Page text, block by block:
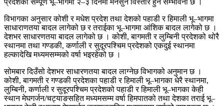
विभागका अनुसार कोशी र मधेश प्रदेश तथा देशको पहाडी र हिमाली भू–भागमा
साधाराणतया बादल लागेको छ र तराईका भू–भागमा आंशिक बादल लागेको छ ।
देशभर साधारणतया बादल लागेको छ । कोशी, बागमती र लुम्बिनी प्रदेशको थोरै
स्थानमा तथा गण्डकी, कर्णाली र सुदूरपश्चिम प्रदेशको एकदुई स्थानमा
हल्कादेखि मध्यमसम्मको वर्षा भइरहेको छ ।
सोमबार दिउँसो देशभर साधारणतया बादल लाग्नेछ विभागको अनुमान छ ।
कोशी, बागमती र गण्डकी प्रदेशका पहाडी र हिमाली भू–भागका धेरै स्थानमा,
लुम्बिनी, कर्णाली र सुदूरपश्चिम प्रदेशको पहाडी र हिमाली भू–भागका केही
स्थान मेघगर्जन/चट्याङसहित मध्यमसम्म वर्षा हिमपातको तथा देशका तराई भू–